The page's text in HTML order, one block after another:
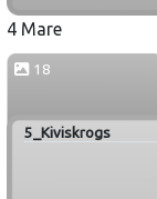
4 Mare
18
5_Kiviskrogs